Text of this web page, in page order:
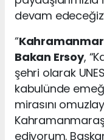
devam
“
Bakan Ersoy,
şehri olarak
kabulünde
mirasını
ediyorum.